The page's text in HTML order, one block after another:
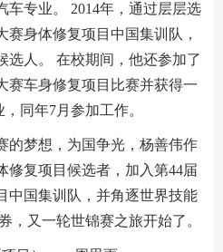
车专业。 2014年，通过层层选
赛身体修复项目中国集训队，
选人。 在校期间，他还参加了
赛车身修复项目比赛并获得一
同年7月参加工作。
的梦想，为国争光，杨善伟作
修复项目候选者，加入第44届
中国集训队，并角逐世界技能
，又一轮世锦赛之旅开始了。